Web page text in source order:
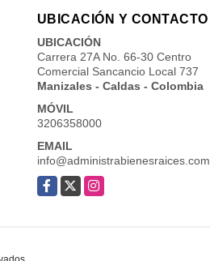
UBICACIÓN Y CONTACTO
UBICACIÓN
Carrera 27A No. 66-30 Centro
Comercial Sancancio Local 737
Manizales - Caldas - Colombia
MÓVIL
3206358000
EMAIL
info@administrabienesraices.com
Facebook
X Instagram